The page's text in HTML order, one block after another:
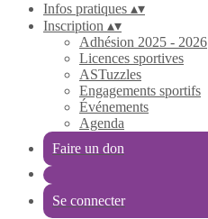
Infos pratiques ▴▾
Inscription ▴▾
Adhésion 2025 - 2026
Licences sportives
ASTuzzles
Engagements sportifs
Événements
Agenda
Faire un don
Se connecter